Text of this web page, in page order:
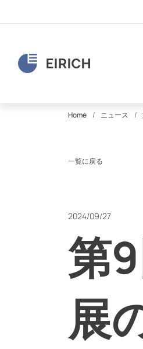
Home ニュース
一覧に戻る
2024/09/27
第
展